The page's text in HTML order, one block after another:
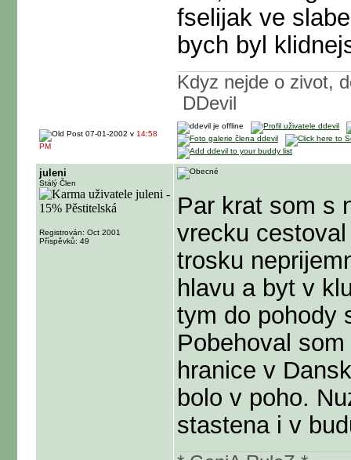
fselijak ve
bych byl
Kdyz nejde o zivot,
DDevil
07-01-2002 v 14:58
PM
juleni
Stálý Člen
Registrován: Oct 2001
Příspěvků: 49
Par krat som s
vrecku
trosku
hlavu a byt v
tym do pohody
Pobehoval
hranice v
bolo v poho.
stastena i v